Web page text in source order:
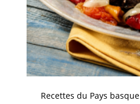
Recettes du Pays basque